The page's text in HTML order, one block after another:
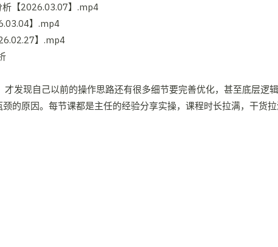
【2026.03.07】.mp4
】.mp4
】.mp4
发现自己以前的操作思路还有很多细节要完善优化，甚至底层逻
的原因。每节课都是主任的经验分享实操，课程时长拉满，干货